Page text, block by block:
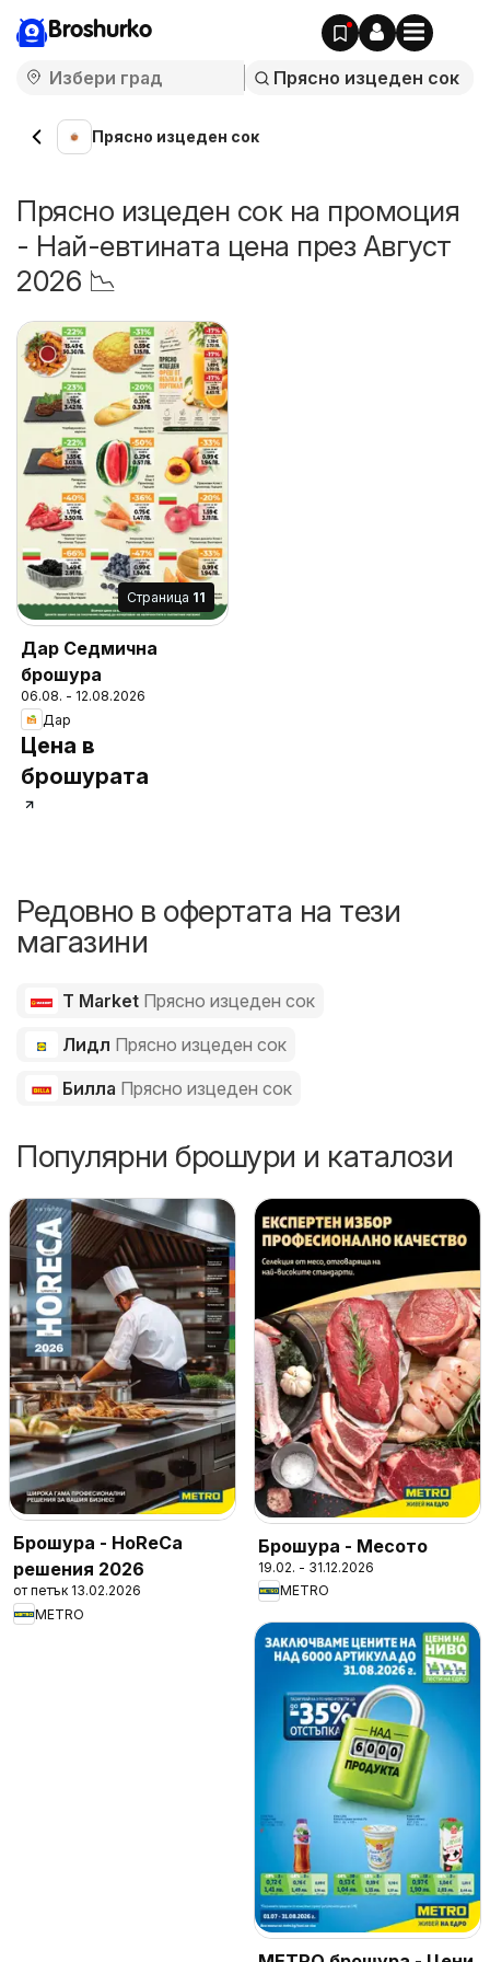
Broshurko
Прясно изцеден сок
Прясно изцеден сок на промоция
- Най-евтината цена през Август
2026 📉
Cтраница 11
Дар Седмична
брошура
06.08. - 12.08.2026
Дар
Цена в
брошурата
Редовно в офертата на тези
магазини
T Market Прясно изцеден сок
Лидл Прясно изцеден сок
Билла Прясно изцеден сок
Популярни брошури и каталози
Брошура - HoReCa
решения 2026
от петък 13.02.2026
METRO
Брошура - Месото
19.02. - 31.12.2026
METRO